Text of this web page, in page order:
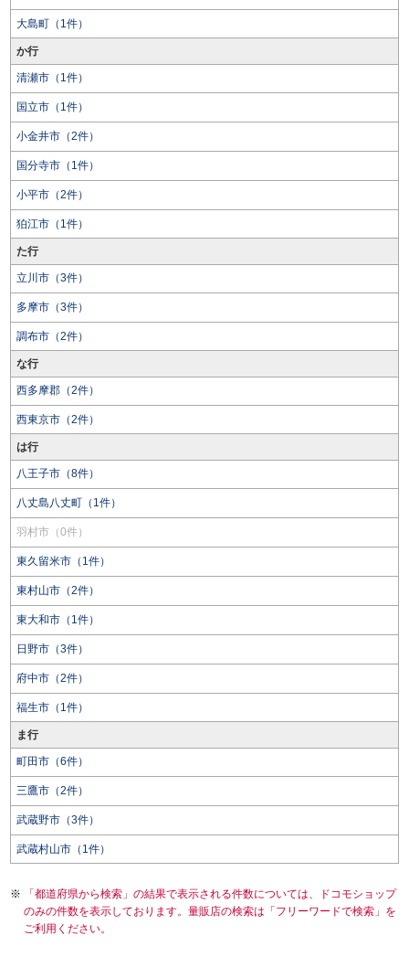
大島町（1件）
か行
清瀬市（1件）
国立市（1件）
小金井市（2件）
国分寺市（1件）
小平市（2件）
狛江市（1件）
た行
立川市（3件）
多摩市（3件）
調布市（2件）
な行
西多摩郡（2件）
西東京市（2件）
は行
八王子市（8件）
八丈島八丈町（1件）
羽村市（0件）
東久留米市（1件）
東村山市（2件）
東大和市（1件）
日野市（3件）
府中市（2件）
福生市（1件）
ま行
町田市（6件）
三鷹市（2件）
武蔵野市（3件）
武蔵村山市（1件）
「都道府県から検索」の結果で表示される件数については、ドコモショップ
のみの件数を表示しております。量販店の検索は「フリーワードで検索」を
ご利用ください。